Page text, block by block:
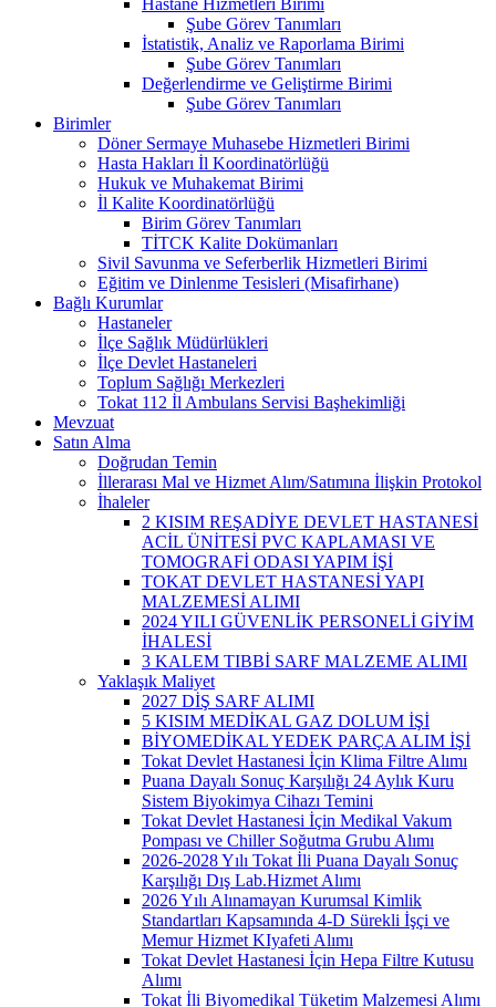
Şube Görev Tanımları
İstatistik, Analiz ve Raporlama Birimi
Şube Görev Tanımları
Değerlendirme ve Geliştirme Birimi
Şube Görev Tanımları
Birimler
Döner Sermaye Muhasebe Hizmetleri Birimi
Hasta Hakları İl Koordinatörlüğü
Hukuk ve Muhakemat Birimi
İl Kalite Koordinatörlüğü
Birim Görev Tanımları
TİTCK Kalite Dokümanları
Sivil Savunma ve Seferberlik Hizmetleri Birimi
Eğitim ve Dinlenme Tesisleri (Misafirhane)
Bağlı Kurumlar
Hastaneler
İlçe Sağlık Müdürlükleri
İlçe Devlet Hastaneleri
Toplum Sağlığı Merkezleri
Tokat 112 İl Ambulans Servisi Başhekimliği
Mevzuat
Satın Alma
Doğrudan Temin
İllerarası Mal ve Hizmet Alım/Satımına İlişkin Protokol
İhaleler
2 KISIM REŞADİYE DEVLET HASTANESİ
ACİL ÜNİTESİ PVC KAPLAMASI VE
TOMOGRAFİ ODASI YAPIM İŞİ
TOKAT DEVLET HASTANESİ YAPI
MALZEMESİ ALIMI
2024 YILI GÜVENLİK PERSONELİ GİYİM
İHALESİ
3 KALEM TIBBİ SARF MALZEME ALIMI
Yaklaşık Maliyet
2027 DİŞ SARF ALIMI
5 KISIM MEDİKAL GAZ DOLUM İŞİ
BİYOMEDİKAL YEDEK PARÇA ALIM İŞİ
Tokat Devlet Hastanesi İçin Klima Filtre Alımı
Puana Dayalı Sonuç Karşılığı 24 Aylık Kuru
Sistem Biyokimya Cihazı Temini
Tokat Devlet Hastanesi İçin Medikal Vakum
Pompası ve Chiller Soğutma Grubu Alımı
2026-2028 Yılı Tokat İli Puana Dayalı Sonuç
Karşılığı Dış Lab.Hizmet Alımı
2026 Yılı Alınamayan Kurumsal Kimlik
Standartları Kapsamında 4-D Sürekli İşçi ve
Memur Hizmet KIyafeti Alımı
Tokat Devlet Hastanesi İçin Hepa Filtre Kutusu
Alımı
Tokat İli Biyomedikal Tüketim Malzemesi Alımı